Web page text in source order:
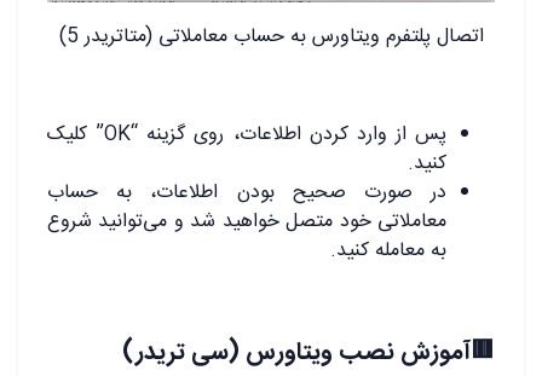
اتصال پلتفرم ویتاورس به حساب معاملاتی (متاتریدر 5)
پس از وارد کردن اطلاعات، روی گزینه “OK” کلیک
کنید.
در صورت صحیح بودن اطلاعات، به حساب
معاملاتی خود متصل خواهید شد و می‌توانید شروع
به معامله کنید.
🟥آموزش نصب ویتاورس (سی تریدر)